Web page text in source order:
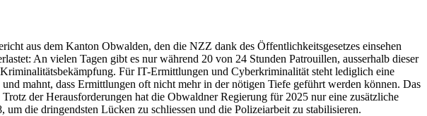
aus dem Kanton Obwalden, den die NZZ dank des Öffentlichkeitsgesetzes einsehen
An vielen Tagen gibt es nur während 20 von 24 Stunden Patrouillen, ausserhalb dieser
Für IT-Ermittlungen und Cyberkriminalität steht lediglich eine
mahnt, dass Ermittlungen oft nicht mehr in der nötigen Tiefe geführt werden können. Das
der Herausforderungen hat die Obwaldner Regierung für 2025 nur eine zusätzliche
die dringendsten Lücken zu schliessen und die Polizeiarbeit zu stabilisieren.